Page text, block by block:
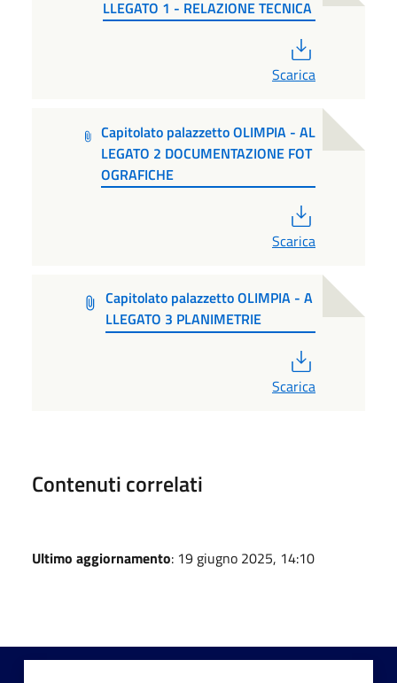
LLEGATO 1 - RELAZIONE TECNICA
Scarica
Capitolato palazzetto OLIMPIA - AL
LEGATO 2 DOCUMENTAZIONE FOT
OGRAFICHE
Scarica
Capitolato palazzetto OLIMPIA - A
LLEGATO 3 PLANIMETRIE
Scarica
Contenuti correlati
Ultimo aggiornamento: 19 giugno 2025, 14:10